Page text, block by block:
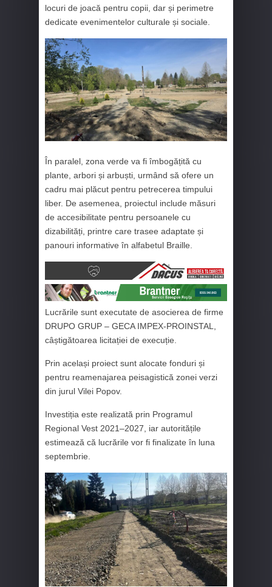
locuri de joacă pentru copii, dar și perimetre
dedicate evenimentelor culturale și sociale.
În paralel, zona verde va fi îmbogățită cu
plante, arbori și arbuști, urmând să ofere un
cadru mai plăcut pentru petrecerea timpului
liber. De asemenea, proiectul include măsuri
de accesibilitate pentru persoanele cu
dizabilități, printre care trasee adaptate și
panouri informative în alfabetul Braille.
Lucrările sunt executate de asocierea de firme
DRUPO GRUP – GECA IMPEX-PROINSTAL,
câștigătoarea licitației de execuție.
Prin același proiect sunt alocate fonduri și
pentru reamenajarea peisagistică zonei verzi
din jurul Vilei Popov.
Investiția este realizată prin Programul
Regional Vest 2021–2027, iar autoritățile
estimează că lucrările vor fi finalizate în luna
septembrie.